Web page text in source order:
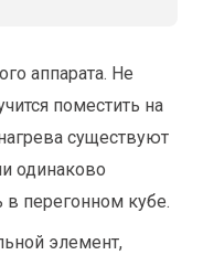
аппарата. Не
поместить на
существуют
одинаково
перегонном кубе.
элемент,